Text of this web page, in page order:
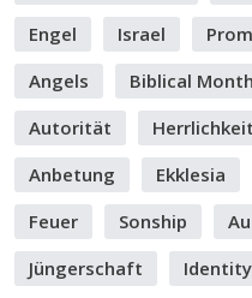
Engel
Israel
Angels
Biblical
Autorität
Herrlichkeit
Anbetung
Ekklesia
Feuer
Sonship
Jüngerschaft
Identity